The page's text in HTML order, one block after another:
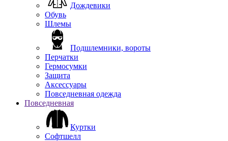
Дождевики
Обувь
Шлемы
Подшлемники, вороты
Перчатки
Гермосумки
Защита
Аксессуары
Повседневная одежда
Повседневная
Куртки
Софтшелл